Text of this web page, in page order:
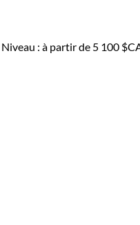
Niveau : à partir de 5 100